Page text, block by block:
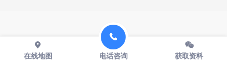
在线地图 电话咨询 获取资料